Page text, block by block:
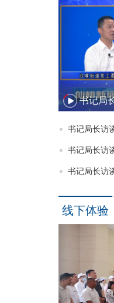
书记局
书记局长访
书记局长访
书记局长访
线下体验